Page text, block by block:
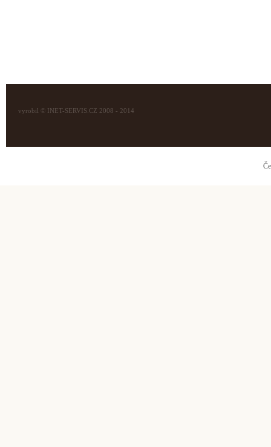
vyrobil © INET-SERVIS.CZ 2008 - 2014